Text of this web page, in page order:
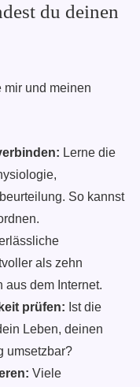
du deinen
mir und meinen
Lerne die
So kannst
als zehn
dem Internet.
prüfen: Ist die
Leben, deinen
umsetzbar?
Viele